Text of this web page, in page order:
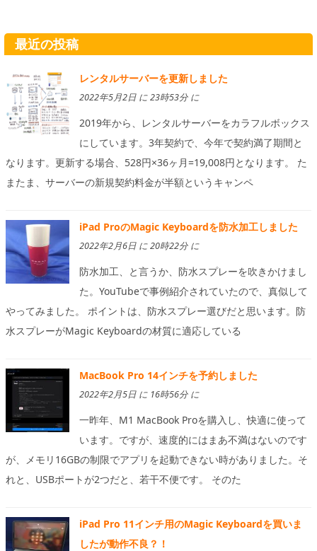
最近の投稿
レンタルサーバーを更新しました
2022年5月2日 に 23時53分 に
2019年から、レンタルサーバーをカラフルボックス
にしています。3年契約で、今年で契約満了期間と
なります。更新する場合、528円×36ヶ月=19,008円となります。 た
またま、サーバーの新規契約料金が半額というキャンペ
iPad ProのMagic Keyboardを防水加工しました
2022年2月6日 に 20時22分 に
防水加工、と言うか、防水スプレーを吹きかけまし
た。YouTubeで事例紹介されていたので、真似して
やってみました。 ポイントは、防水スプレー選びだと思います。防
水スプレーがMagic Keyboardの材質に適応している
MacBook Pro 14インチを予約しました
2022年2月5日 に 16時56分 に
一昨年、M1 MacBook Proを購入し、快適に使って
います。ですが、速度的にはまあ不満はないのです
が、メモリ16GBの制限でアプリを起動できない時がありました。そ
れと、USBポートが2つだと、若干不便です。 そのた
iPad Pro 11インチ用のMagic Keyboardを買いま
したが動作不良？！